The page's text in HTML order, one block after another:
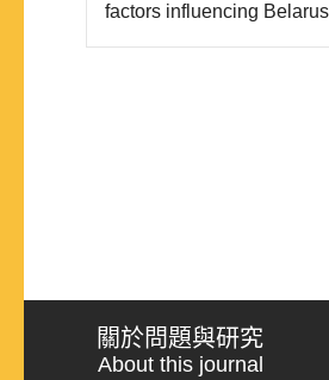
factors influencing
First, the more stable
關於問題與研究
About this journal